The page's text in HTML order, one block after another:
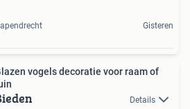
Gisteren
vogels decoratie voor raam of
Details